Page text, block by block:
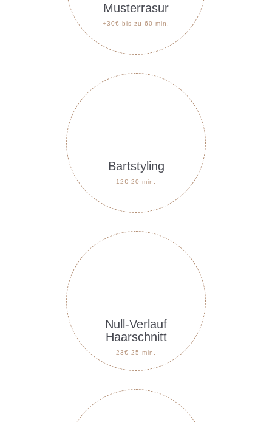
Musterrasur
+30€ bis zu 60 min.
Bartstyling
12€ 20 min.
Null-Verlauf
Haarschnitt
23€ 25 min.